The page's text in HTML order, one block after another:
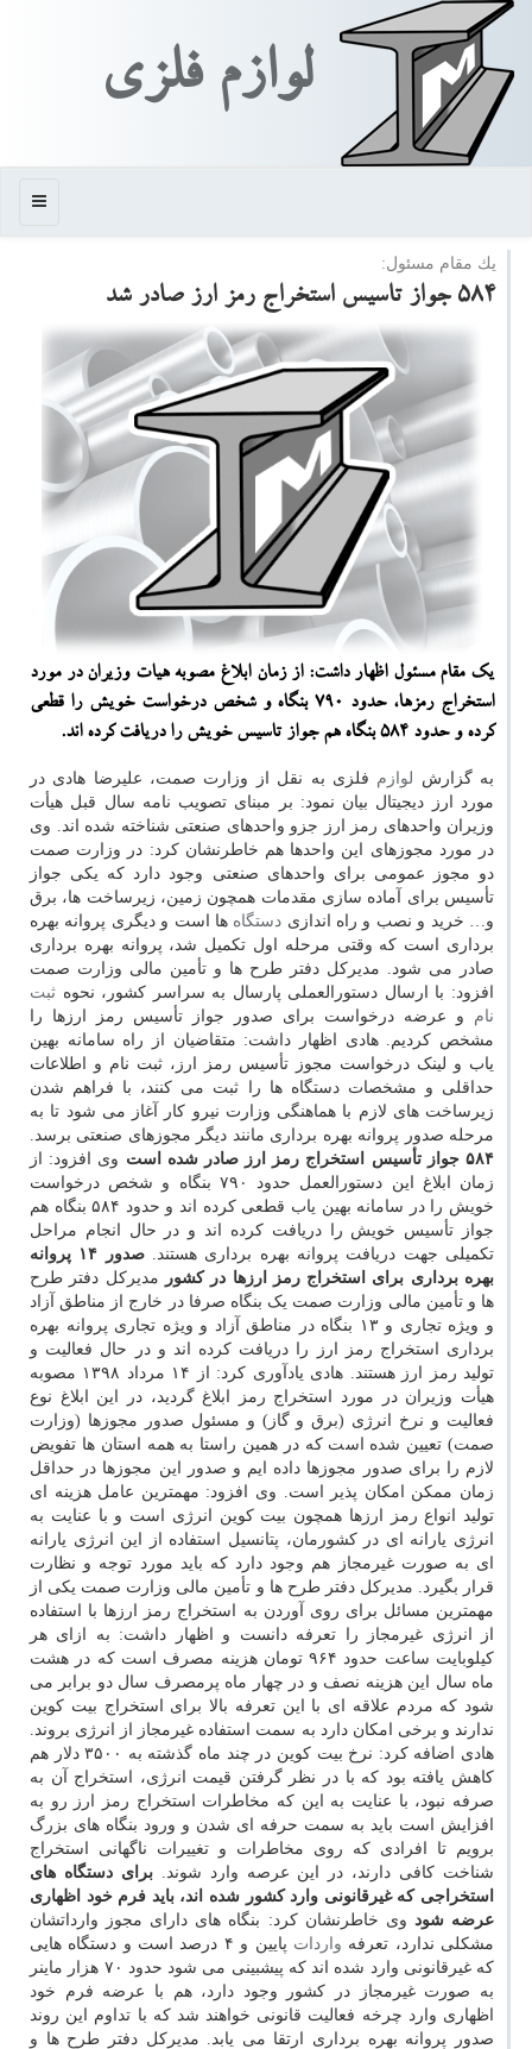
لوازم فلزی
منو
یك مقام مسئول:
۵۸۴ جواز تاسیس استخراج رمز ارز صادر شد
یك مقام مسئول اظهار داشت: از زمان ابلاغ مصوبه هیات وزیران در مورد
استخراج رمزها، حدود ۷۹۰ بنگاه و شخص درخواست خویش را قطعی
كرده و حدود ۵۸۴ بنگاه هم جواز تاسیس خویش را دریافت كرده اند.
به گزارش لوازم فلزی به نقل از وزارت صمت، علیرضا هادی در
مورد ارز دیجیتال بیان نمود: بر مبنای تصویب نامه سال قبل هیأت
وزیران واحدهای رمز ارز جزو واحدهای صنعتی شناخته شده اند. وی
در مورد مجوزهای این واحدها هم خاطرنشان کرد: در وزارت صمت
دو مجوز عمومی برای واحدهای صنعتی وجود دارد که یکی جواز
تأسیس برای آماده سازی مقدمات همچون زمین، زیرساخت ها، برق
و… خرید و نصب و راه اندازی دستگاه ها است و دیگری پروانه بهره
برداری است که وقتی مرحله اول تکمیل شد، پروانه بهره برداری
صادر می شود. مدیرکل دفتر طرح ها و تأمین مالی وزارت صمت
افزود: با ارسال دستورالعملی پارسال به سراسر کشور، نحوه ثبت
نام و عرضه درخواست برای صدور جواز تأسیس رمز ارزها را
مشخص کردیم. هادی اظهار داشت: متقاضیان از راه سامانه بهین
یاب و لینک درخواست مجوز تأسیس رمز ارز، ثبت نام و اطلاعات
حداقلی و مشخصات دستگاه ها را ثبت می کنند، با فراهم شدن
زیرساخت های لازم با هماهنگی وزارت نیرو کار آغاز می شود تا به
مرحله صدور پروانه بهره برداری مانند دیگر مجوزهای صنعتی برسد.
۵۸۴ جواز تأسیس استخراج رمز ارز صادر شده است
وی افزود: از
زمان ابلاغ این دستورالعمل حدود ۷۹۰ بنگاه و شخص درخواست
خویش را در سامانه بهین یاب قطعی کرده اند و حدود ۵۸۴ بنگاه هم
جواز تأسیس خویش را دریافت کرده اند و در حال انجام مراحل
تکمیلی جهت دریافت پروانه بهره برداری هستند.
صدور ۱۴ پروانه
بهره برداری برای استخراج رمز ارزها در کشور
مدیرکل دفتر طرح
ها و تأمین مالی وزارت صمت یک بنگاه صرفا در خارج از مناطق آزاد
و ویژه تجاری و ۱۳ بنگاه در مناطق آزاد و ویژه تجاری پروانه بهره
برداری استخراج رمز ارز را دریافت کرده اند و در حال فعالیت و
تولید رمز ارز هستند. هادی یادآوری کرد: از ۱۴ مرداد ۱۳۹۸ مصوبه
هیأت وزیران در مورد استخراج رمز ابلاغ گردید، در این ابلاغ نوع
فعالیت و نرخ انرژی (برق و گاز) و مسئول صدور مجوزها (وزارت
صمت) تعیین شده است که در همین راستا به همه استان ها تفویض
لازم را برای صدور مجوزها داده ایم و صدور این مجوزها در حداقل
زمان ممکن امکان پذیر است. وی افزود: مهمترین عامل هزینه ای
تولید انواع رمز ارزها همچون بیت کوین انرژی است و با عنایت به
انرژی یارانه ای در کشورمان، پتانسیل استفاده از این انرژی یارانه
ای به صورت غیرمجاز هم وجود دارد که باید مورد توجه و نظارت
قرار بگیرد. مدیرکل دفتر طرح ها و تأمین مالی وزارت صمت یکی از
مهمترین مسائل برای روی آوردن به استخراج رمز ارزها با استفاده
از انرژی غیرمجاز را تعرفه دانست و اظهار داشت: به ازای هر
کیلوبایت ساعت حدود ۹۶۴ تومان هزینه مصرف است که در هشت
ماه سال این هزینه نصف و در چهار ماه پرمصرف سال دو برابر می
شود که مردم علاقه ای با این تعرفه بالا برای استخراج بیت کوین
ندارند و برخی امکان دارد به سمت استفاده غیرمجاز از انرژی بروند.
هادی اضافه کرد: نرخ بیت کوین در چند ماه گذشته به ۳۵۰۰ دلار هم
کاهش یافته بود که با در نظر گرفتن قیمت انرژی، استخراج آن به
صرفه نبود، با عنایت به این که مخاطرات استخراج رمز ارز رو به
افزایش است باید به سمت حرفه ای شدن و ورود بنگاه های بزرگ
برویم تا افرادی که روی مخاطرات و تغییرات ناگهانی استخراج
شناخت کافی دارند، در این عرصه وارد شوند.برای دستگاه های
استخراجی که غیرقانونی وارد کشور شده اند، باید فرم خود اظهاری
عرضه شود وی خاطرنشان کرد: بنگاه های دارای مجوز وارداتشان
مشکلی ندارد، تعرفه واردات
پایین و ۴ درصد است و دستگاه هایی
که غیرقانونی وارد شده اند که پیشبینی می شود حدود ۷۰ هزار ماینر
به صورت غیرمجاز در کشور وجود دارد، هم با عرضه فرم خود
اظهاری وارد چرخه فعالیت قانونی خواهند شد که با تداوم این روند
صدور پروانه بهره برداری ارتقا می یابد. مدیرکل دفتر طرح ها و